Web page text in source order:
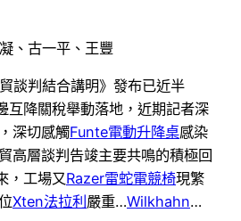
、古一平、王豐
談判結合講明》發布已近半
互降關稅舉動落地，近期記者深
深切感觸Funte電動升降桌感染
高層談判告竣主要共鳴的積極回
，工場又Razer雷蛇電競椅現繁
Xten法拉利嚴重…Wilkhahn…